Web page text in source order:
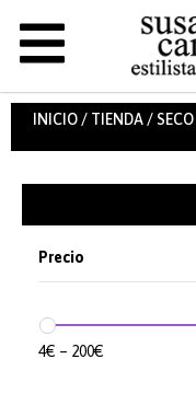
INICIO/ TIENDA/SECO
Precio
4€ – 200€